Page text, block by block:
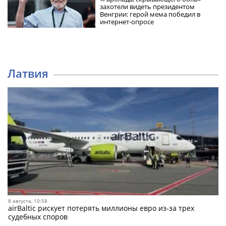
захотели видеть президентом
Венгрии: герой мема победил в
интернет-опросе
Латвия
8 августа, 10:58
airBaltic рискует потерять миллионы евро из-за трех
судебных споров